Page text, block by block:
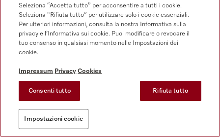
Seleziona “Accetta tutto” per acconsentire a tutti i cookie.
Seleziona “Rifiuta tutto” per utilizzare solo i cookie essenziali.
Per ulteriori informazioni, consulta la nostra Informativa sulla
privacy e l’Informativa sui cookie. Puoi modificare o revocare il
tuo consenso in qualsiasi momento nelle Impostazioni dei
cookie.
Impressum Privacy Cookies
Consenti tutto Rifiuta tutto
Impostazioni cookie